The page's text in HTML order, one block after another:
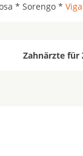
* Sorengo *
Zahnärzte für